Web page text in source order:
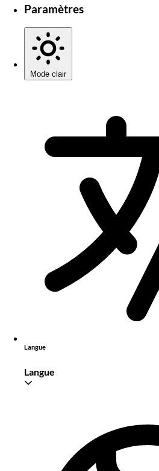
Paramètres
Mode clair
Langue
Langue